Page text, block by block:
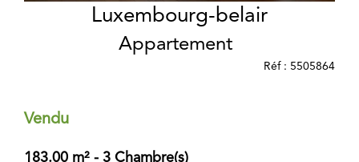
Luxembourg-belair
Appartement
Réf : 5505864
Vendu
183.00 m² - 3 Chambre(s)